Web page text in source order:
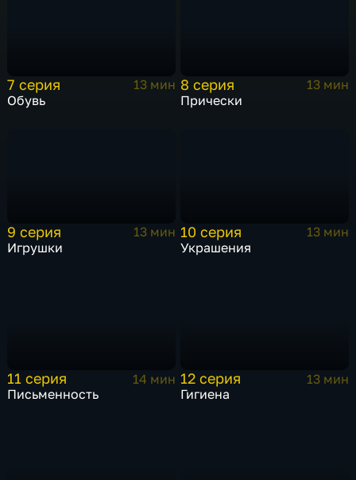
7 серия
13 мин
Обувь
8 серия
13 мин
Прически
9 серия
13 мин
Игрушки
10 серия
13 мин
Украшения
11 серия
14 мин
Письменность
12 серия
13 мин
Гигиена